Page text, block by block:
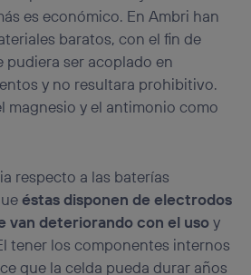
es económico. En Ambri han
baratos, con el fin de
pudiera ser acoplado en
y no resultara prohibitivo.
magnesio y el antimonio como
respecto a las baterías
éstas disponen de electrodos
van deteriorando con el usoy
tener los componentes internos
que la celda pueda durar años
Utiq seleccionando
privacidad de Utiq
más información, consulta
de Utiq.